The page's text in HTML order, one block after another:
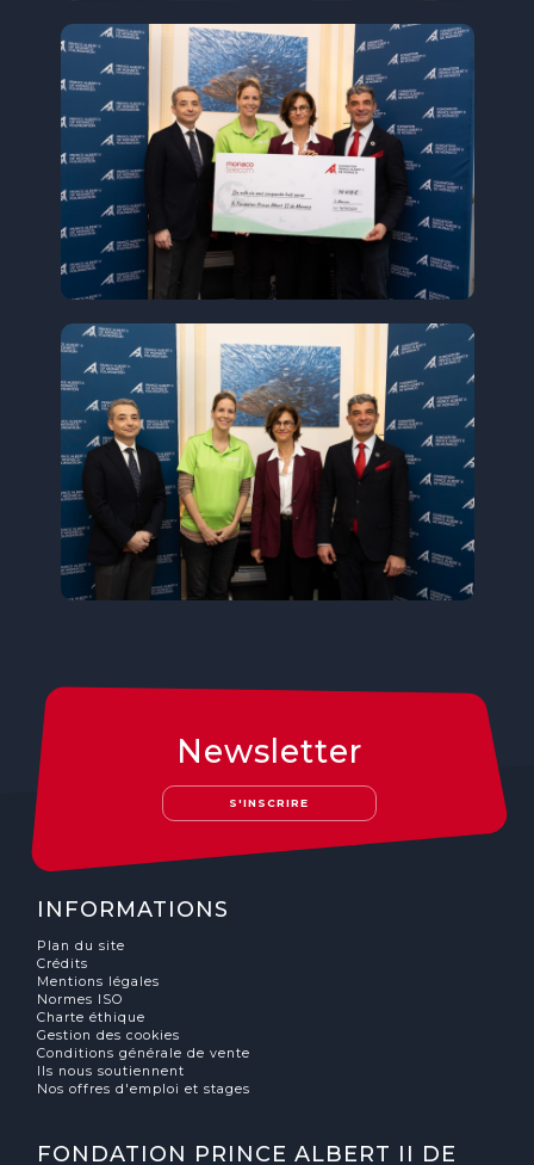
Newsletter
S'INSCRIRE
INFORMATIONS
Plan du site
Crédits
Mentions légales
Normes ISO
Charte éthique
Gestion des cookies
Conditions générale de vente
Ils nous soutiennent
Nos offres d'emploi et stages
FONDATION PRINCE ALBERT II DE